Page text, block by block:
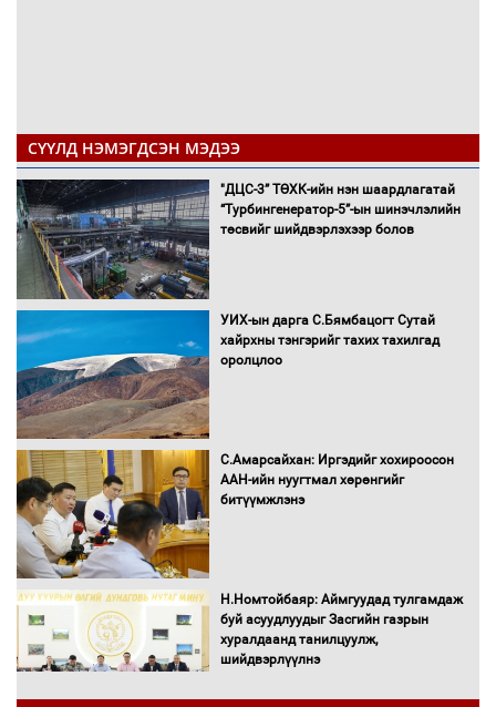
СҮҮЛД НЭМЭГДСЭН МЭДЭЭ
"ДЦС-3” ТӨХК-ийн нэн шаардлагатай
“Турбингенератор-5”-ын шинэчлэлийн
төсвийг шийдвэрлэхээр болов
УИХ-ын дарга С.Бямбацогт Сутай
хайрхны тэнгэрийг тахих тахилгад
оролцлоо
С.Амарсайхан: Иргэдийг хохироосон
ААН-ийн нуугтмал хөрөнгийг
битүүмжлэнэ
Н.Номтойбаяр: Аймгуудад тулгамдаж
буй асуудлуудыг Засгийн газрын
хуралдаанд танилцуулж,
шийдвэрлүүлнэ